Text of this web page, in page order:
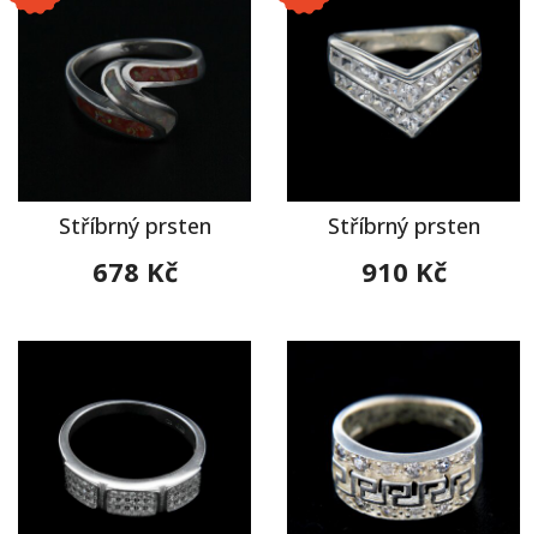
Stříbrný prsten
678 Kč
Stříbrný prsten
910 Kč